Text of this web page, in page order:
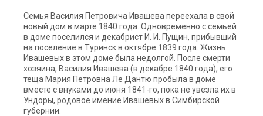
Семья Василия Петровича Ивашева переехала в свой
новый дом в марте 1840 года. Одновременно с семьей
в доме поселился и декабрист И. И. Пущин, прибывший
на поселение в Туринск в октябре 1839 года. Жизнь
Ивашевых в этом доме была недолгой. После смерти
хозяина, Василия Ивашева (в декабре 1840 года), его
теща Мария Петровна Ле Дантю пробыла в доме
вместе с внуками до июня 1841-го, пока не увезла их в
Ундоры, родовое имение Ивашевых в Симбирской
губернии.